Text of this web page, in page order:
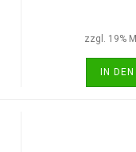
zzgl. 19%
IN